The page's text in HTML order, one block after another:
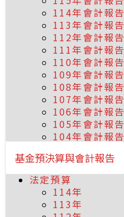
114年會計報告
113年會計報告
112年會計報告
111年會計報告
110年會計報告
109年會計報告
108年會計報告
107年會計報告
106年會計報告
105年會計報告
104年會計報告
基金預決算與會計報告
法定預算
114年
113年